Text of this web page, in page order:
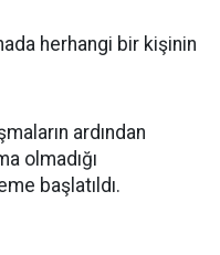
herhangi bir kişinin
ardından
olmadığı
başlatıldı.